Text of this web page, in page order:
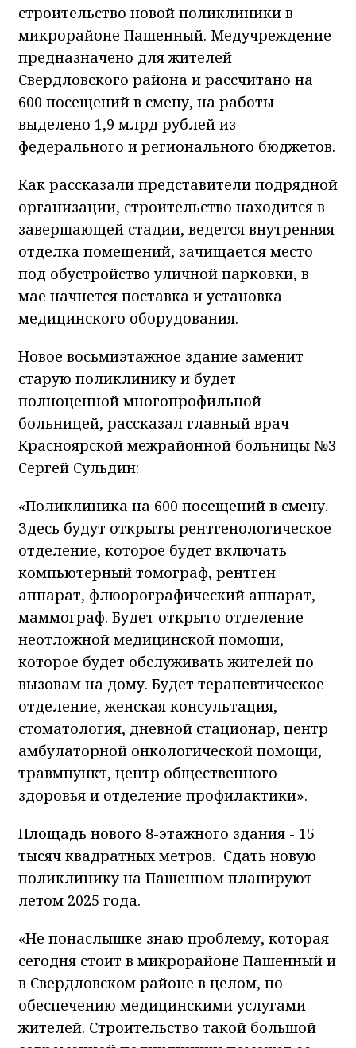
строительство новой поликлиники в
микрорайоне Пашенный. Медучреждение
предназначено для жителей
Свердловского района и рассчитано на
600 посещений в смену, на работы
выделено 1,9 млрд рублей из
федерального и регионального бюджетов.
Как рассказали представители подрядной
организации, строительство находится в
завершающей стадии, ведется внутренняя
отделка помещений, зачищается место
под обустройство уличной парковки, в
мае начнется поставка и установка
медицинского оборудования.
Новое восьмиэтажное здание заменит
старую поликлинику и будет
полноценной многопрофильной
больницей, рассказал главный врач
Красноярской межрайонной больницы №3
Сергей Сульдин:
«Поликлиника на 600 посещений в смену.
Здесь будут открыты рентгенологическое
отделение, которое будет включать
компьютерный томограф, рентген
аппарат, флюорографический аппарат,
маммограф. Будет открыто отделение
неотложной медицинской помощи,
которое будет обслуживать жителей по
вызовам на дому. Будет терапевтическое
отделение, женская консультация,
стоматология, дневной стационар, центр
амбулаторной онкологической помощи,
травмпункт, центр общественного
здоровья и отделение профилактики».
Площадь нового 8-этажного здания - 15
тысяч квадратных метров. Сдать новую
поликлинику на Пашенном планируют
летом 2025 года.
«Не понаслышке знаю проблему, которая
сегодня стоит в микрорайоне Пашенный и
в Свердловском районе в целом, по
обеспечению медицинскими услугами
жителей. Строительство такой большой